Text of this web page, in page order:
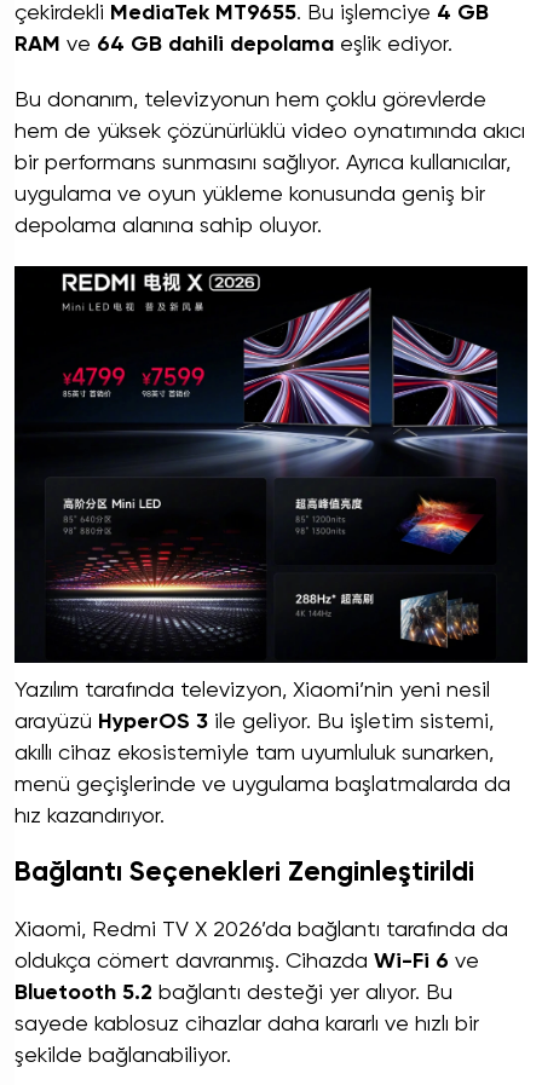
çekirdekli MediaTek MT9655. Bu işlemciye 4 GB
RAM ve 64 GB dahili depolama eşlik ediyor.
Bu donanım, televizyonun hem çoklu görevlerde
hem de yüksek çözünürlüklü video oynatımında akıcı
bir performans sunmasını sağlıyor. Ayrıca kullanıcılar,
uygulama ve oyun yükleme konusunda geniş bir
depolama alanına sahip oluyor.
Yazılım tarafında televizyon, Xiaomi’nin yeni nesil
arayüzü HyperOS 3 ile geliyor. Bu işletim sistemi,
akıllı cihaz ekosistemiyle tam uyumluluk sunarken,
menü geçişlerinde ve uygulama başlatmalarda da
hız kazandırıyor.
Bağlantı Seçenekleri Zenginleştirildi
Xiaomi, Redmi TV X 2026’da bağlantı tarafında da
oldukça cömert davranmış. Cihazda Wi-Fi 6 ve
Bluetooth 5.2 bağlantı desteği yer alıyor. Bu
sayede kablosuz cihazlar daha kararlı ve hızlı bir
şekilde bağlanabiliyor.